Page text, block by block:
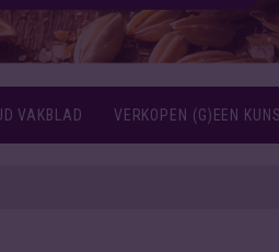
VAKBLAD VERKOPEN (G)EEN